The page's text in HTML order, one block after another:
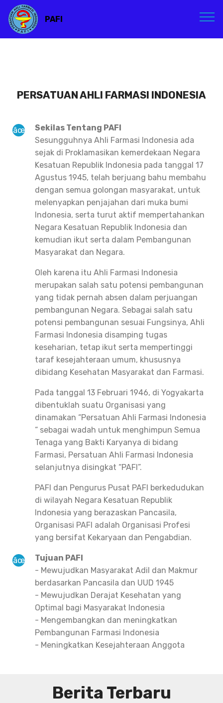
PAFI
PERSATUAN AHLI FARMASI INDONESIA
Sekilas Tentang PAFI
Sesungguhnya Ahli Farmasi Indonesia ada
sejak di Proklamasikan kemerdekaan Negara
Kesatuan Republik Indonesia pada tanggal 17
Agustus 1945, telah berjuang bahu membahu
dengan semua golongan masyarakat, untuk
melenyapkan penjajahan dari muka bumi
Indonesia, serta turut aktif mempertahankan
Negara Kesatuan Republik Indonesia dan
kemudian ikut serta dalam Pembangunan
Masyarakat dan Negara.
Oleh karena itu Ahli Farmasi Indonesia
merupakan salah satu potensi pembangunan
yang tidak pernah absen dalam perjuangan
pembangunan Negara. Sebagai salah satu
potensi pembangunan sesuai Fungsinya, Ahli
Farmasi Indonesia disamping tugas
keseharian, tetap ikut serta mempertinggi
taraf kesejahteraan umum, khususnya
dibidang Kesehatan Masyarakat dan Farmasi.
Pada tanggal 13 Februari 1946, di Yogyakarta
dibentuklah suatu Organisasi yang
dinamakan “Persatuan Ahli Farmasi Indonesia
“ sebagai wadah untuk menghimpun Semua
Tenaga yang Bakti Karyanya di bidang
Farmasi, Persatuan Ahli Farmasi Indonesia
selanjutnya disingkat “PAFI”.
PAFI dan Pengurus Pusat PAFI berkedudukan
di wilayah Negara Kesatuan Republik
Indonesia yang berazaskan Pancasila,
Organisasi PAFI adalah Organisasi Profesi
yang bersifat Kekaryaan dan Pengabdian.
Tujuan PAFI
- Mewujudkan Masyarakat Adil dan Makmur
berdasarkan Pancasila dan UUD 1945
- Mewujudkan Derajat Kesehatan yang
Optimal bagi Masyarakat Indonesia
- Mengembangkan dan meningkatkan
Pembangunan Farmasi Indonesia
- Meningkatkan Kesejahteraan Anggota
Berita Terbaru